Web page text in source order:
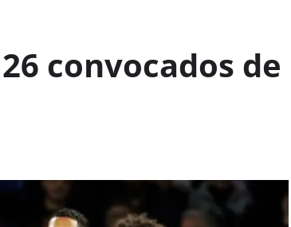
convocados de